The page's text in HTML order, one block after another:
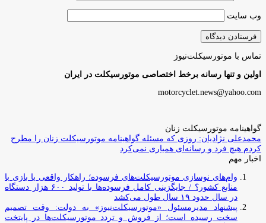
وب‌ سایت
تماس با موتورسیکلت‌نیوز
اولین و تنها رسانه برخط اختصاصی موتورسیکلت در ایران
motorcyclet.news@yahoo.com
گواهینامه موتورسیکلت زنان
محمدعلی نژادیان: روزی که مسئله گواهینامه موتورسیکلت زنان را مطرح
کردم هیچ فرد و رسانه‌ای همیاری نمی‌کرد
اخبار مهم
وام‌های نوسازی موتورسیکلت‌های فرسوده؛ راهکار واقعی یا بازی با
منابع کشور؟ / جایگزینی کامل فرسوده‌ها با تولید ۶۰۰ هزار دستگاه
در سال حدود ۱۹ سال طول می‌کشد
پیشنهاد مدیرمسئول «موتورسیکلت‌نیوز» به دولت: وقت تصمیم
سخت رسیده است؛ از فروش و تردد موتورسیکلت‌ها در پایتخت